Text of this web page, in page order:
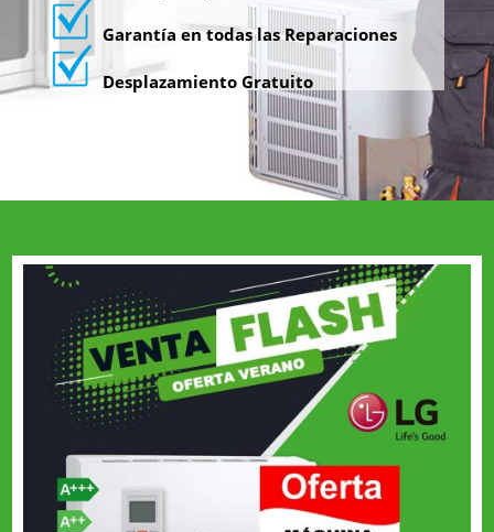
Garantía en todas las Reparaciones
Desplazamiento Gratuito